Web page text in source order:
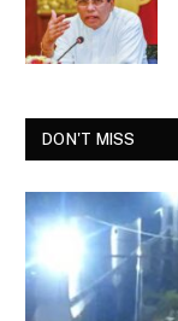
DON'T MISS